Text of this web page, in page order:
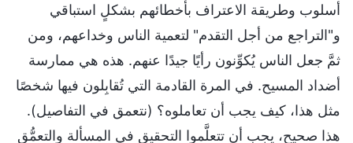
أسلوب وطريقة الاعتراف بأخطائهم بشكلٍ استباقي
و"التراجع من أجل التقدم" لتعمية الناس وخداعهم، ومن
ثمَّ جعل الناس يُكوِّنون رأيًا جيدًا عنهم. هذه هي ممارسة
أضداد المسيح. في المرة القادمة التي تُقابِلون فيها شخصًا
مثل هذا، كيف يجب أن تعاملوه؟ (نتعمق في التفاصيل).
هذا صحيح، يجب أن تتعلَّموا التحقيق في المسألة والتعمُّق